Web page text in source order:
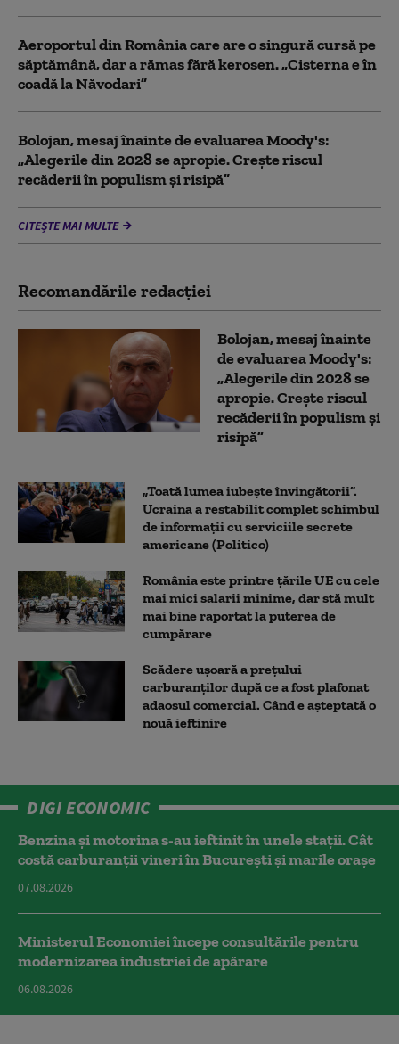
Aeroportul din România care are o singură cursă pe
săptămână, dar a rămas fără kerosen. „Cisterna e în
coadă la Năvodari”
Bolojan, mesaj înainte de evaluarea Moody's:
„Alegerile din 2028 se apropie. Crește riscul
recăderii în populism și risipă”
CITEȘTE MAI MULTE
Recomandările redacţiei
Bolojan, mesaj înainte
de evaluarea Moody's:
„Alegerile din 2028 se
apropie. Crește riscul
recăderii în populism și
risipă”
„Toată lumea iubește învingătorii”.
Ucraina a restabilit complet schimbul
de informații cu serviciile secrete
americane (Politico)
România este printre țările UE cu cele
mai mici salarii minime, dar stă mult
mai bine raportat la puterea de
cumpărare
Scădere ușoară a prețului
carburanților după ce a fost plafonat
adaosul comercial. Când e așteptată o
nouă ieftinire
DIGI ECONOMIC
Benzina și motorina s-au ieftinit în unele stații. Cât
costă carburanții vineri în București și marile orașe
07.08.2026
Ministerul Economiei începe consultările pentru
modernizarea industriei de apărare
06.08.2026